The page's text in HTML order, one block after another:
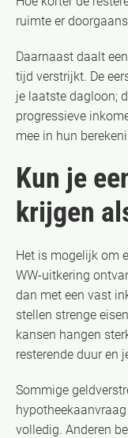
ruimte er
Daarnaast daalt
tijd verstrijkt. De
je laatste dagloon;
progressieve
mee in hun
Kun je
krijgen
Het is mogelijk om
WW-uitkering
dan met een vast
stellen strenge
kansen hangen
resterende duur en
Sommige
volledig. Anderen